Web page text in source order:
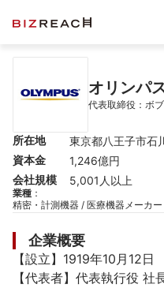
オリンパ
代表取締役：ボ
所在地
東京都八王子市石
資本金
1,246億円
会社規模
5,001人以上
業種 ：
精密・計測機器 / 医療機器メーカー
企業概要
【設立】1919年10月12日
【代表者】代表執行役 社